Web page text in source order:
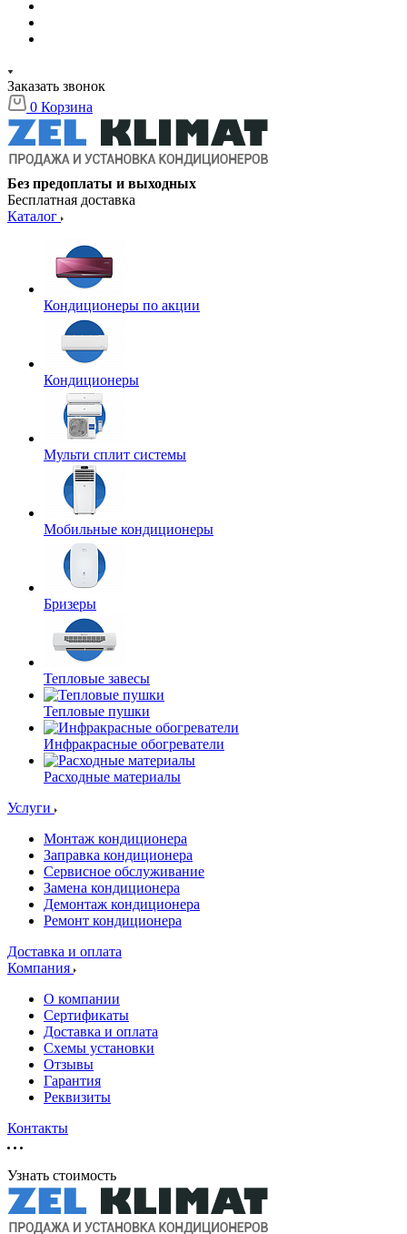
Заказать звонок
0 Корзина
Без предоплаты и выходных
Бесплатная доставка
Каталог
Кондиционеры по акции
Кондиционеры
Мульти сплит системы
Мобильные кондиционеры
Бризеры
Тепловые завесы
Тепловые пушки
Инфракрасные обогреватели
Расходные материалы
Услуги
Монтаж кондиционера
Заправка кондиционера
Сервисное обслуживание
Замена кондиционера
Демонтаж кондиционера
Ремонт кондиционера
Доставка и оплата
Компания
О компании
Сертификаты
Доставка и оплата
Схемы установки
Отзывы
Гарантия
Реквизиты
Контакты
Узнать стоимость